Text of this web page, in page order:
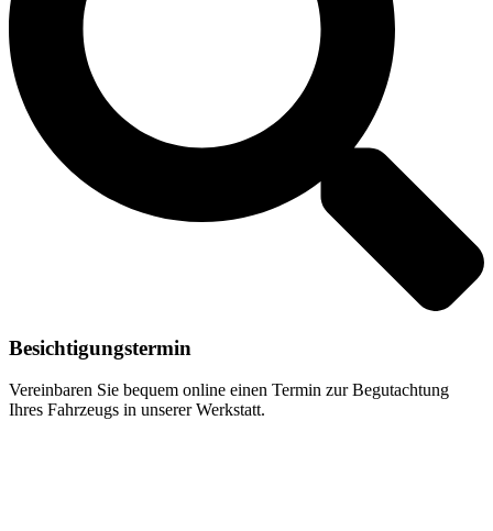
Besichtigungstermin
Vereinbaren Sie bequem online einen Termin zur Begutachtung
Ihres Fahrzeugs in unserer Werkstatt.